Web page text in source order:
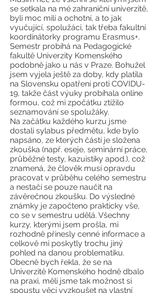
se setkala na mé zahraniční univerzitě,
byli moc milí a ochotní, a to jak
vyučující, spolužáci, tak třeba fakultní
koordinátorky programu Erasmus+.
Semestr probíhá na Pedagogické
fakultě Univerzity Komenského
podobně jako u nás v Praze. Bohužel
jsem vyjela ještě za doby, kdy platila
na Slovensku opatření proti COVIDU-
19, takže část výuky probíhala online
formou, což mi zpočátku ztížilo
seznamování se spolužáky.
Na začátku každého kurzu jsme
dostali sylabus předmětu, kde bylo
napsáno, ze kterých částí je složena
zkouška (např. eseje, seminární práce,
průběžné testy, kazuistiky apod.), což
znamená, že člověk musí opravdu
pracovat v průběhu celého semestru
a nestačí se pouze naučit na
závěrečnou zkoušku. Do výsledné
známky je započteno prakticky vše,
co se v semestru udělá. Všechny
kurzy, kterými jsem prošla, mi
rozhodně přinesly cenné informace a
celkově mi poskytly trochu jiný
pohled na danou problematiku.
Obecně bych řekla, že se na
Univerzitě Komenského hodně dbalo
na praxi, měli jsme tak možnost si
spoustu věcí vyzkoušet na vlastní